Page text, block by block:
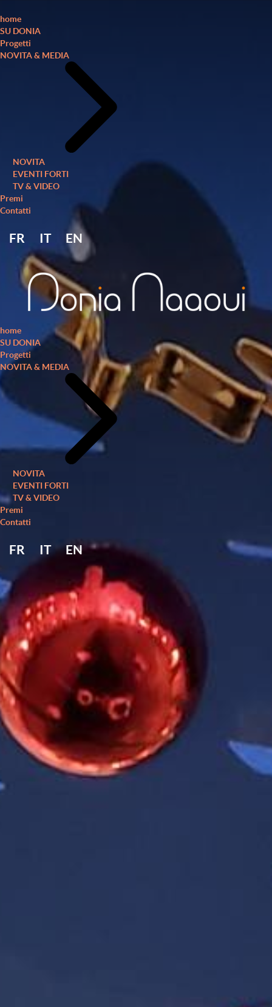
home
SU DONIA
Progetti
NOVITA & MEDIA
NOVITA
EVENTI FORTI
TV & VIDEO
Premi
Contatti
FR IT EN
home
SU DONIA
Progetti
NOVITA & MEDIA
NOVITA
EVENTI FORTI
TV & VIDEO
Premi
Contatti
FR IT EN